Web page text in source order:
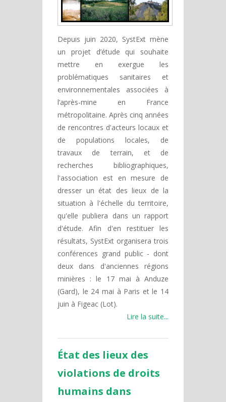
Depuis juin 2020, SystExt mène
un projet d’étude qui souhaite
mettre en exergue les
problématiques sanitaires et
environnementales associées à
l’après-mine en France
métropolitaine. Après cinq années
de rencontres d'acteurs locaux et
de populations locales, de
travaux de terrain, et de
recherches bibliographiques,
l'association est en mesure de
dresser un état des lieux de la
situation à l'échelle du territoire,
qu'elle publiera dans un rapport
d'étude. Afin d'en restituer les
résultats, SystExt organisera trois
conférences grand public - dont
deux dans d'anciennes régions
minières : le 17 mai à Anduze
(Gard), le 24 mai à Paris et le 14
juin à Figeac (Lot).
Lire la suite...
État des lieux des
violations de droits
humains dans